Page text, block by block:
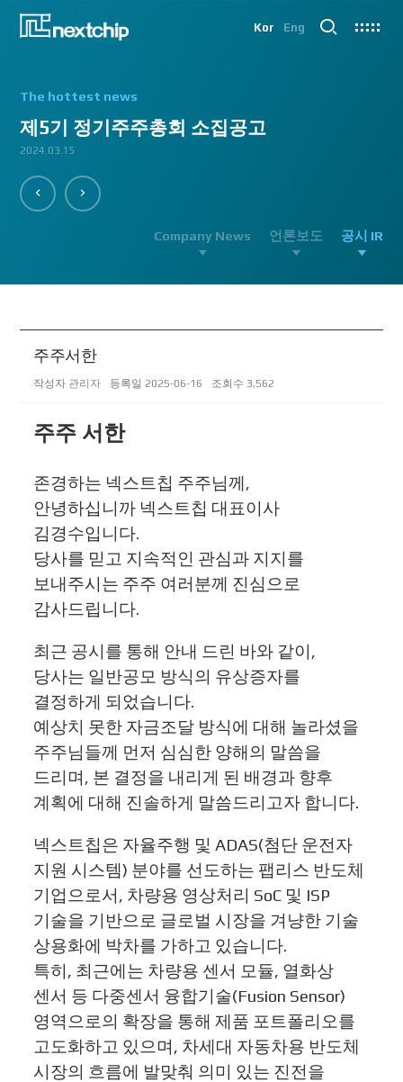
Kor Eng
The hottest news
제5기 정기주주총회 소집공고
2024.03.15
2023.06.13
Company News 언론보도 공시 IR
주주서한
작성자 관리자 등록일 2025-06-16 조회수 3,562
주주 서한
존경하는 넥스트칩 주주님께 ,
안녕하십니까 넥스트칩 대표이사
김경수입니다.
당사를 믿고 지속적인 관심과 지지를
보내주시는 주주 여러분께 진심으로
감사드립니다.
최근 공시를 통해 안내 드린 바와 같이 ,
당사는 일반공모 방식의 유상증자를
결정하게 되었습니다.
예상치 못한 자금조달 방식에 대해 놀라셨을
주주님들께 먼저 심심한 양해의 말씀을
드리며 , 본 결정을 내리게 된 배경과 향후
계획에 대해 진솔하게 말씀드리고자 합니다.
넥스트칩은 자율주행 및 ADAS(첨단 운전자
지원 시스템) 분야를 선도하는 팹리스 반도체
기업으로서 , 차량용 영상처리 SoC 및 ISP
기술을 기반으로 글로벌 시장을 겨냥한 기술
상용화에 박차를 가하고 있습니다.
특히 , 최근에는 차량용 센서 모듈, 열화상
센서 등 다중센서 융합기술(Fusion Sensor)
영역으로의 확장을 통해 제품 포트폴리오를
고도화하고 있으며 , 차세대 자동차용 반도체
시장의 흐름에 발맞춰 의미 있는 진전을